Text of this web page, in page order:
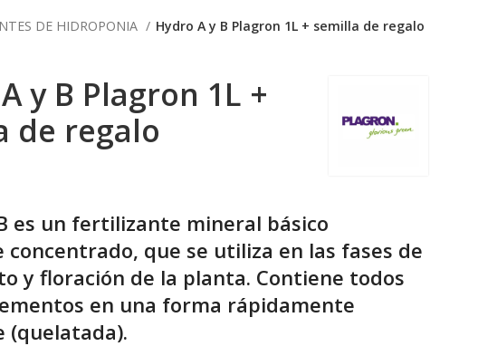
DE HIDROPONIA Hydro A y B Plagron 1L + semilla de regalo
y B Plagron 1L +
de regalo
es un fertilizante mineral básico
que se utiliza en las fases de
y floración de la planta. Contiene todos
en una forma rápidamente
(quelatada).